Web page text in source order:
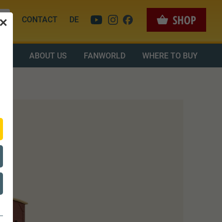
CONTACT DE
ABOUT US FANWORLD WHERE TO BUY